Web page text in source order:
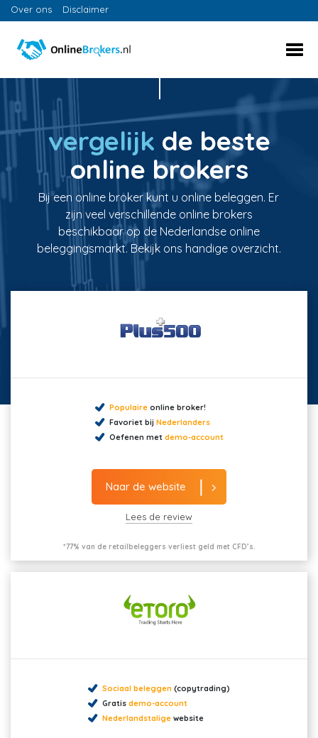
Over ons Disclaimer
vergelijk de beste
online brokers
Bij een online broker kunt u online beleggen. Er
zijn veel verschillende online brokers
beschikbaar op de Nederlandse online
beleggingsmarkt. Bekijk ons handige overzicht.
Populaireonline broker!
Favoriet bij Nederlanders
Oefenen met demo-account
Naar de website
Lees de review
*77% van de retailbeleggers verliest geld met CFD’s.
Sociaal beleggen (copytrading)
Gratis demo-account
Nederlandstalige website